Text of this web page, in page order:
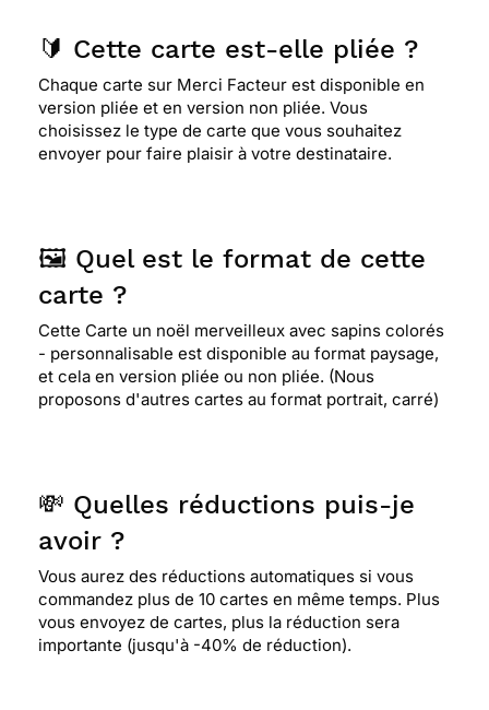
🔰 Cette carte est-elle pliée ?
Chaque carte sur Merci Facteur est disponible en
version pliée et en version non pliée. Vous
choisissez le type de carte que vous souhaitez
envoyer pour faire plaisir à votre destinataire.
🖼️ Quel est le format de cette
carte ?
Cette Carte un noël merveilleux avec sapins colorés
- personnalisable est disponible au format paysage,
et cela en version pliée ou non pliée. (Nous
proposons d'autres cartes au format portrait, carré)
💸 Quelles réductions puis-je
avoir ?
Vous aurez des réductions automatiques si vous
commandez plus de 10 cartes en même temps. Plus
vous envoyez de cartes, plus la réduction sera
importante (jusqu'à -40% de réduction).